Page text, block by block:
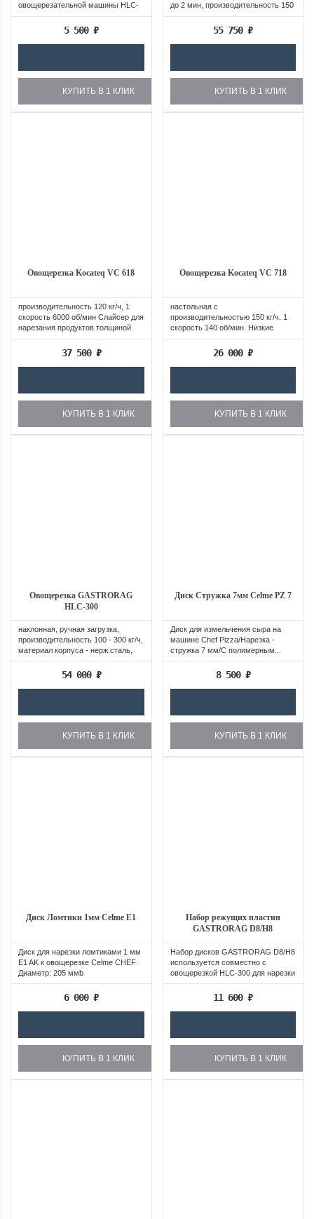
овощерезательной машины HLC-
300
5 500₽
КУПИТЬ В 1 КЛИК
до 2 мин, производительность 150
кг/ч,...
55 750₽
КУПИТЬ В 1 КЛИК
Овощерезка Kocateq VC 618
производительность 120 кг/ч, 1
скорость 6000 об/мин Слайсер для
нарезания продуктов толщиной
от...
37 500 ₽
КУПИТЬ В 1 КЛИК
Овощерезка Kocateq VC 718
настольная с
производительностью 150 кг/ч. 1
скорость 140 об/мин. Низкие
обороты обеспечивают...
26 000₽
КУПИТЬ В 1 КЛИК
Овощерезка GASTRORAG
HLC-300
наклонная, ручная загрузка,
производительность 100 - 300 кг/ч,
материал корпуса - нерж.сталь,
с...
54 000 ₽
КУПИТЬ В 1 КЛИК
Диск Стружка 7мм Celme PZ 7
Диск для измельчения сыра на
машине Chef Pizza/Нарезка -
стружка 7 мм/С полимерным...
8 500 ₽
КУПИТЬ В 1 КЛИК
Диск Ломтики 1мм Celme Е1
Диск для нарезки ломтиками 1 мм
E1 AK к овощерезке Celme CHEF
Диаметр: 205 ммb
6 000₽
КУПИТЬ В 1 КЛИК
Набор режущих пластин
GASTRORAG D8/H8
Набор дисков GASTRORAG D8/H8
используется совместно с
овощерезкой HLC-300 для нарезки
для нарезки...
11 600₽
КУПИТЬ В 1 КЛИК